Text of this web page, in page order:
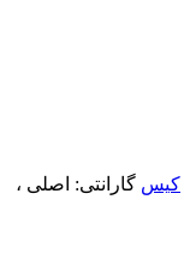
کیس گارانتی: اصلی ،